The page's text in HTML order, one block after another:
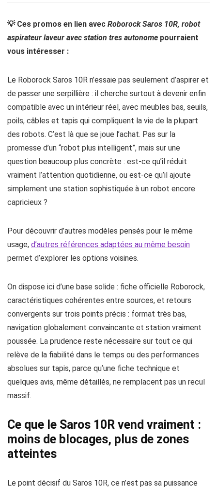
💡 Ces promos en lien avec Roborock Saros 10R, robot
aspirateur laveur avec station tres autonome pourraient
vous intéresser :
Le Roborock Saros 10R n’essaie pas seulement d’aspirer et
de passer une serpillière : il cherche surtout à devenir enfin
compatible avec un intérieur réel, avec meubles bas, seuils,
poils, câbles et tapis qui compliquent la vie de la plupart
des robots. C’est là que se joue l’achat. Pas sur la
promesse d’un “robot plus intelligent”, mais sur une
question beaucoup plus concrète : est-ce qu’il réduit
vraiment l’attention quotidienne, ou est-ce qu’il ajoute
simplement une station sophistiquée à un robot encore
capricieux ?
Pour découvrir d’autres modèles pensés pour le même
usage, d’autres références adaptées au même besoin
permet d’explorer les options voisines.
On dispose ici d’une base solide : fiche officielle Roborock,
caractéristiques cohérentes entre sources, et retours
convergents sur trois points précis : format très bas,
navigation globalement convaincante et station vraiment
poussée. La prudence reste nécessaire sur tout ce qui
relève de la fiabilité dans le temps ou des performances
absolues sur tapis, parce qu’une fiche technique et
quelques avis, même détaillés, ne remplacent pas un recul
massif.
Ce que le Saros 10R vend vraiment :
moins de blocages, plus de zones
atteintes
Le point décisif du Saros 10R, ce n’est pas sa puissance